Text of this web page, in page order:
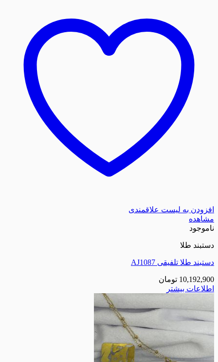
افزودن به لیست علاقمندی
مشاهده
ناموجود
دستبند طلا
دستبند طلا تلفیقی AJ1087
10,192,900 تومان
اطلاعات بیشتر